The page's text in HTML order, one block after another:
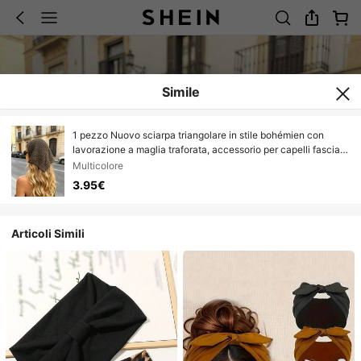
Simile
1 pezzo Nuovo sciarpa triangolare in stile bohémien con
lavorazione a maglia traforata, accessorio per capelli fascia
di moda, bandana decorativa in stile hip hop rock, fascia
versatile unisex
Multicolore
3.95€
Articoli Simili